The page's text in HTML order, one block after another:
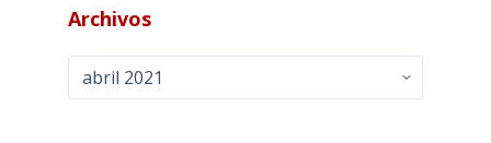
Archivos
Archivos